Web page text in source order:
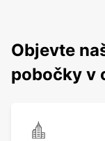
Objevte
pobočky v